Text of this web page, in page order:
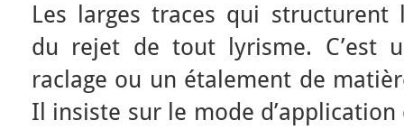
Les larges traces qui structurent
du rejet de tout lyrisme. C’est
raclage ou un étalement de
Il insiste sur le mode